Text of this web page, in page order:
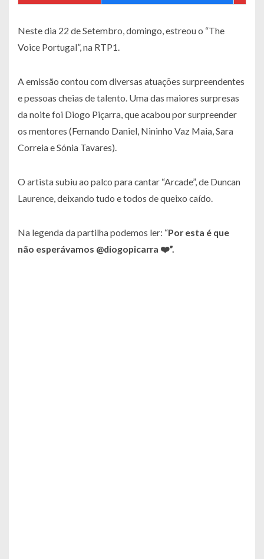
Neste dia 22 de Setembro, domingo, estreou o “The
Voice Portugal”, na RTP1.
A emissão contou com diversas atuações surpreendentes
e pessoas cheias de talento. Uma das maiores surpresas
da noite foi Diogo Piçarra, que acabou por surpreender
os mentores (Fernando Daniel, Nininho Vaz Maia, Sara
Correia e Sónia Tavares).
O artista subiu ao palco para cantar “Arcade”, de Duncan
Laurence, deixando tudo e todos de queixo caído.
Na legenda da partilha podemos ler: “Por esta é que
não esperávamos @diogopicarra ❤️”.